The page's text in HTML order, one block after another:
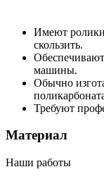
Имеют
скользить.
машины.
Обычно
Требуют
Материал
Наши работы